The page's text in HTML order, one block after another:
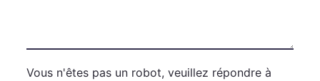
Vous n'êtes pas un robot, veuillez répondre à